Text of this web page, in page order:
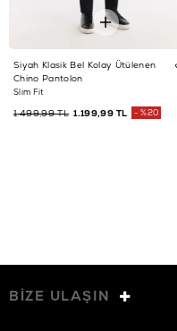
Siyah Klasik Bel Kolay Ütülenen
Chino Pantolon
Slim Fit
1.199,99 TL
1.499,99 TL %20
BİZE ULAŞIN